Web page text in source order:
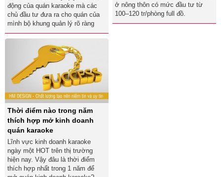
động của quán karaoke mà các
chủ đầu tư đưa ra cho quán của
mình bộ khung quản lý rõ ràng
ở nông thôn có mức đầu tư từ
100–120 tr/phòng full đồ.
Thời điểm nào trong năm
thích hợp mở kinh doanh
quán karaoke
Lĩnh vực kinh doanh karaoke
ngày một HOT trên thị trường
hiện nay. Vậy đâu là thời điểm
thích hợp nhất trong 1 năm để